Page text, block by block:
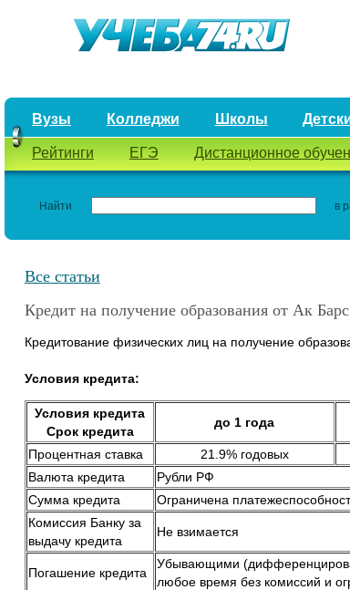
Вузы Колледжи Школы
Рейтинги ЕГЭ Дистанционное
Найти в
Все статьи
Кредит на получение образования от Ак
Кредитование физических лиц на получение
Условия кредита:
Условия кредита
Срок кредита
до 1 года
Процентная ставка 21.9% годовых
Валюта кредита
Рубли РФ
Сумма кредита
Ограничена
Комиссия Банку за
выдачу кредита
Не взимается
Погашение кредита
Убывающими
любое время без комиссий и